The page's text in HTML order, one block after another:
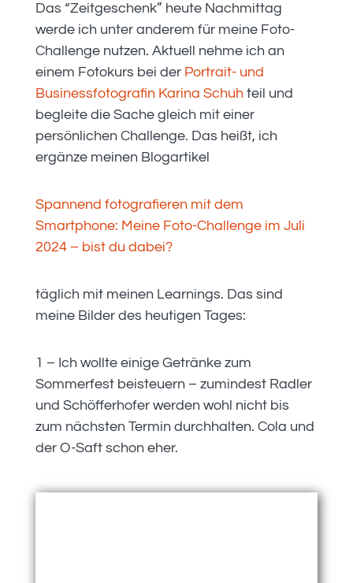
Das “Zeitgeschenk” heute Nachmittag
werde ich unter anderem für meine Foto-
Challenge nutzen. Aktuell nehme ich an
einem Fotokurs bei der Portrait- und
Businessfotografin Karina Schuhteil und
begleite die Sache gleich mit einer
persönlichen Challenge. Das heißt, ich
ergänze meinen Blogartikel
Spannend fotografieren mit dem
Smartphone: Meine Foto-Challenge im Juli
2024 – bist du dabei?
täglich mit meinen Learnings. Das sind
meine Bilder des heutigen Tages:
1 – Ich wollte einige Getränke zum
Sommerfest beisteuern – zumindest Radler
und Schöfferhofer werden wohl nicht bis
zum nächsten Termin durchhalten. Cola und
der O-Saft schon eher.